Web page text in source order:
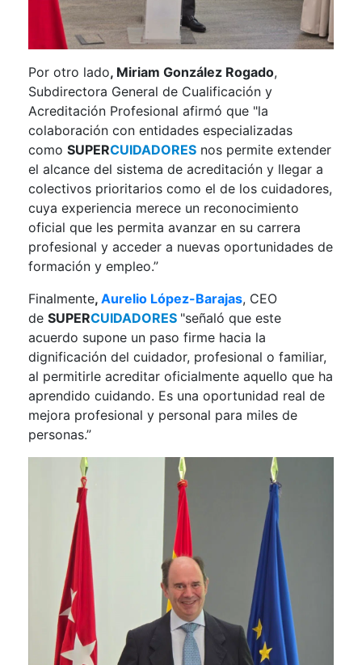
Por otro lado, Miriam González Rogado,
Subdirectora General de Cualificación y
Acreditación Profesional afirmó que "la
colaboración con entidades especializadas
como SUPERCUIDADORES nos permite extender
el alcance del sistema de acreditación y llegar a
colectivos prioritarios como el de los cuidadores,
cuya experiencia merece un reconocimiento
oficial que les permita avanzar en su carrera
profesional y acceder a nuevas oportunidades de
formación y empleo.”
Finalmente, Aurelio López-Barajas, CEO
de SUPERCUIDADORES "señaló que este
acuerdo supone un paso firme hacia la
dignificación del cuidador, profesional o familiar,
al permitirle acreditar oficialmente aquello que ha
aprendido cuidando. Es una oportunidad real de
mejora profesional y personal para miles de
personas.”